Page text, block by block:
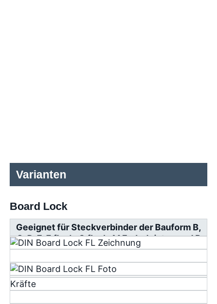
Varianten
Board Lock
Geeignet für Steckverbinder der Bauform B,
C, D, E, F flach, G flach, M Federleisten und R
Messerleisten
Kräfte